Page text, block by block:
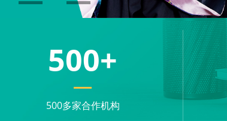
500+
500多家合作机构